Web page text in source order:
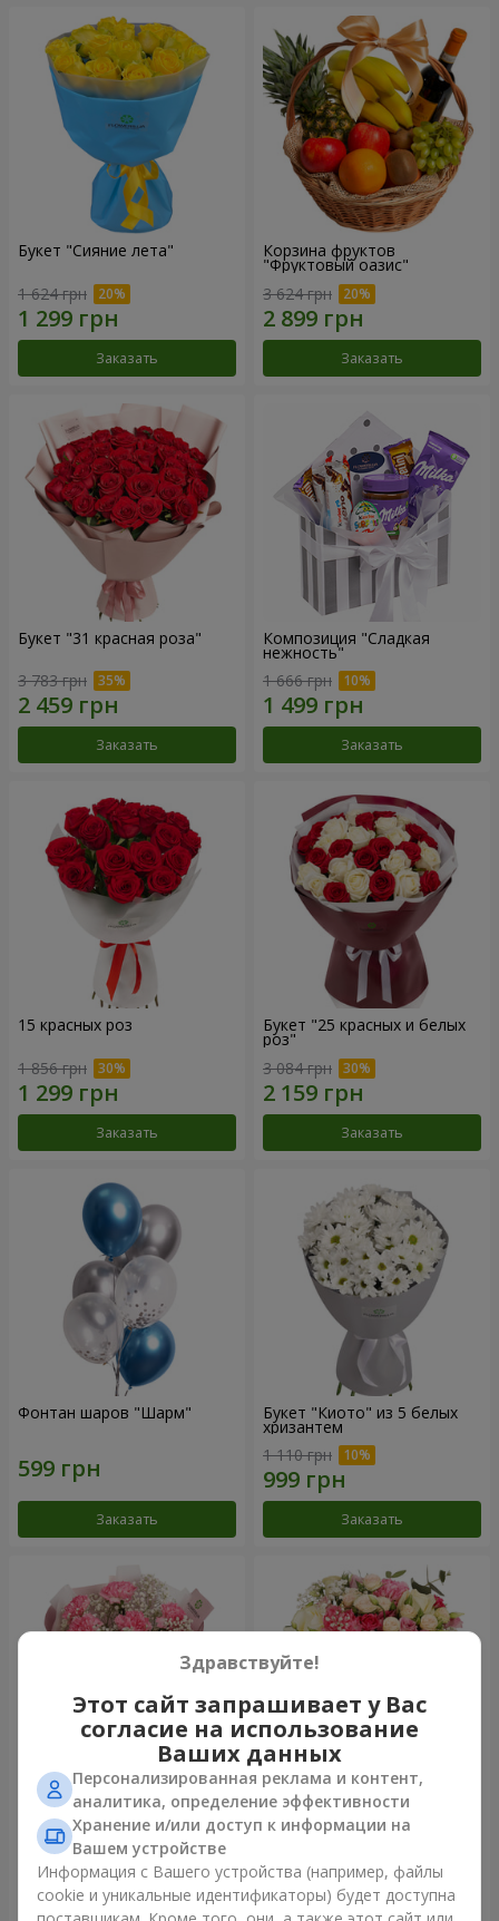
Букет "Сияние лета"
1 624 грн
Заказать
Корзина фруктов
"Фруктовый оазис"
3 624 грн
Заказать
Букет "31 красная роза"
3 783 грн
Заказать
Композиция "Сладкая
нежность"
1 666 грн
Заказать
15 красных роз
1 856 грн
Заказать
Букет "25 красных и белых
роз"
3 084 грн
Заказать
Фонтан шаров "Шарм"
Заказать
Букет "Киото" из 5 белых
хризантем
1 110 грн
Заказать
Букет "Королева
Карибского моря"
1 449 грн
Заказать
Цветы в коробке
"Помпадур"
Заказать
Здравствуйте!
Этот сайт запрашивает у Вас
согласие на использование
Ваших данных
Персонализированная реклама и контент,
аналитика, определение эффективности
Хранение и/или доступ к информации на
Вашем устройстве
Информация с Вашего устройства (например, файлы
cookie и уникальные идентификаторы) будет доступна